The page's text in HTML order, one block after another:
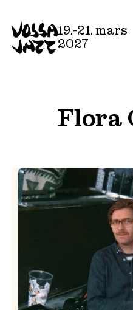
to
content
19.-21. mars
2027
Flora